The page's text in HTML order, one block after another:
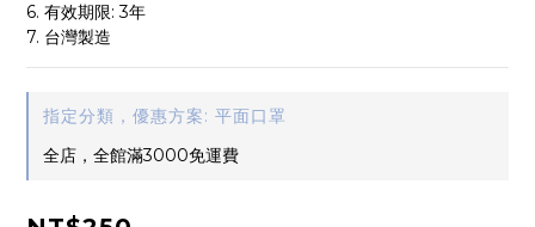
6. 有效期限: 3年
7. 台灣製造
指定分類，優惠方案: 平面口罩
全店，全館滿3000免運費